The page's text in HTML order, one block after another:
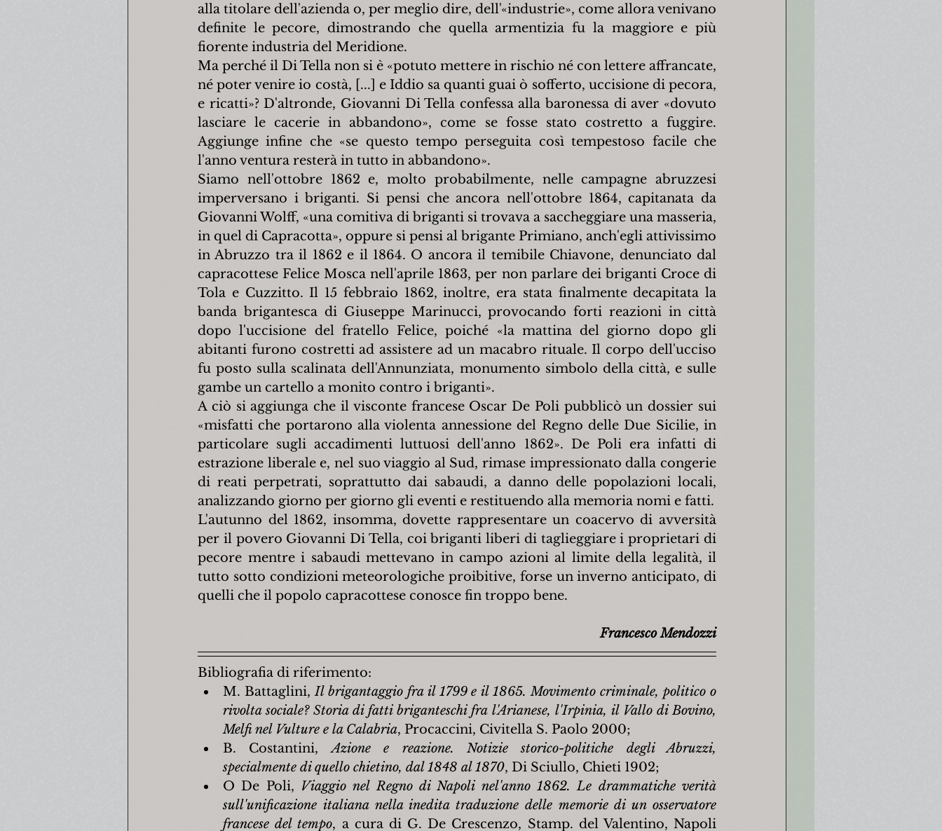
alla titolare dell'azienda o, per meglio dire, dell'«industrie», come allora venivano
definite le pecore, dimostrando che quella armentizia fu la maggiore e più
fiorente industria del Meridione.
Ma perché il Di Tella non si è «potuto mettere in rischio né con lettere affrancate,
né poter venire io costà, [...] e Iddio sa quanti guai ò sofferto, uccisione di pecora,
e ricatti»? D'altronde, Giovanni Di Tella confessa alla baronessa di aver «dovuto
lasciare le cacerie in abbandono», come se fosse stato costretto a fuggire.
Aggiunge infine che «se questo tempo perseguita così tempestoso facile che
l'anno ventura resterà in tutto in abbandono».
Siamo nell'ottobre 1862 e, molto probabilmente, nelle campagne abruzzesi
imperversano i briganti. Si pensi che ancora nell'ottobre 1864, capitanata da
Giovanni Wolff, «una comitiva di briganti si trovava a saccheggiare una masseria,
in quel di Capracotta», oppure si pensi al brigante Primiano, anch'egli attivissimo
in Abruzzo tra il 1862 e il 1864. O ancora il temibile Chiavone, denunciato dal
capracottese Felice Mosca nell'aprile 1863, per non parlare dei briganti Croce di
Tola e Cuzzitto. Il 15 febbraio 1862, inoltre, era stata finalmente decapitata la
banda brigantesca di Giuseppe Marinucci, provocando forti reazioni in città
dopo l'uccisione del fratello Felice, poiché «la mattina del giorno dopo gli
abitanti furono costretti ad assistere ad un macabro rituale. Il corpo dell'ucciso
fu posto sulla scalinata dell'Annunziata, monumento simbolo della città, e sulle
gambe un cartello a monito contro i briganti».
A ciò si aggiunga che il visconte francese Oscar De Poli pubblicò un dossier sui
«misfatti che portarono alla violenta annessione del Regno delle Due Sicilie, in
particolare sugli accadimenti luttuosi dell'anno 1862». De Poli era infatti di
estrazione liberale e, nel suo viaggio al Sud, rimase impressionato dalla congerie
di reati perpetrati, soprattutto dai sabaudi, a danno delle popolazioni locali,
analizzando giorno per giorno gli eventi e restituendo alla memoria nomi e fatti.
L'autunno del 1862, insomma, dovette rappresentare un coacervo di avversità
per il povero Giovanni Di Tella, coi briganti liberi di taglieggiare i proprietari di
pecore mentre i sabaudi mettevano in campo azioni al limite della legalità, il
tutto sotto condizioni meteorologiche proibitive, forse un inverno anticipato, di
quelli che il popolo capracottese conosce fin troppo bene.
Francesco Mendozzi
Bibliografia di riferimento:
M. Battaglini, Il brigantaggio fra il 1799 e il 1865. Movimento criminale, politico o
rivolta sociale? Storia di fatti briganteschi fra l'Arianese, l'Irpinia, il Vallo di Bovino,
Melfi nel Vulture e la Calabria, Procaccini, Civitella S. Paolo 2000;
B. Costantini, Azione e reazione. Notizie storico-politiche degli Abruzzi,
specialmente di quello chietino, dal 1848 al 1870, Di Sciullo, Chieti 1902;
O De Poli, Viaggio nel Regno di Napoli nel'anno 1862. Le drammatiche verità
sull'unificazione italiana nella inedita traduzione delle memorie di un osservatore
francese del tempo, a cura di G. De Crescenzo, Stamp. del Valentino, Napoli